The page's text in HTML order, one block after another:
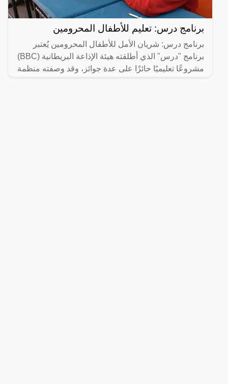
برنامج درس: تعليم للأطفال المحرومين
برنامج درس: شريان الأمل للأطفال المحرومين يُعتبر
برنامج "درس" الذي أطلقته هيئة الإذاعة البريطانية (BBC)
مشروعًا تعليميًا حائزًا على عدة جوائز، وقد وصفته منظمة